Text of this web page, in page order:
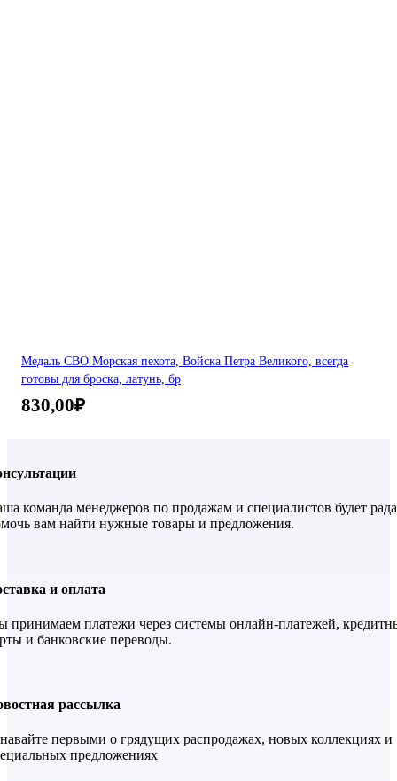
Медаль СВО Морская пехота, Войска Петра Великого, всегда
готовы для броска, латунь, бр
830,00₽
команда менеджеров по продажам и специалистов будет рада
вам найти нужные товары и предложения.
и оплата
принимаем платежи через системы онлайн-платежей,
и банковские переводы.
рассылка
первыми о грядущих распродажах, новых коллекциях и
предложениях